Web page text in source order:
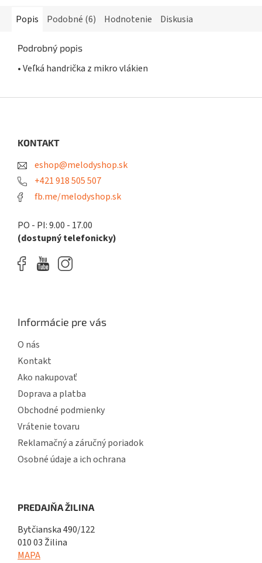
Popis Podobné (6) Hodnotenie Diskusia
Podrobný popis
• Veľká handrička z mikro vlákien
KONTAKT
eshop@melodyshop.sk
+421 918 505 507
fb.me/melodyshop.sk
PO - PI: 9.00 - 17.00
(dostupný telefonicky)
Informácie pre vás
O nás
Kontakt
Ako nakupovať
Doprava a platba
Obchodné podmienky
Vrátenie tovaru
Reklamačný a záručný poriadok
Osobné údaje a ich ochrana
PREDAJŇA ŽILINA
Bytčianska 490/122
010 03 Žilina
MAPA